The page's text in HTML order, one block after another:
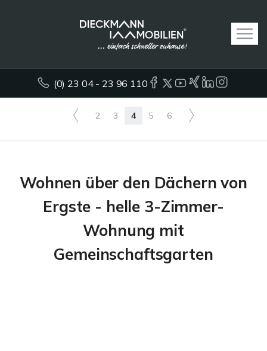
(0) 23 04 - 23 96 110
2 3 4 5 6
Wohnen über den Dächern von
Ergste - helle 3-Zimmer-
Wohnung mit
Gemeinschaftsgarten